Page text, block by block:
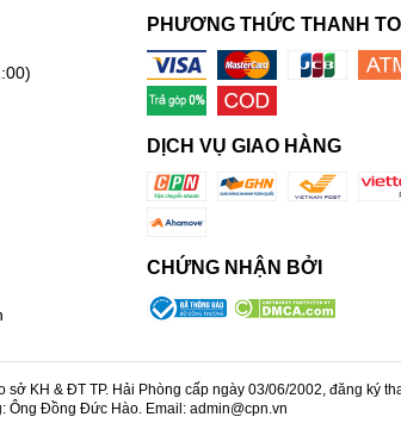
PHƯƠNG THỨC THANH
DỊCH VỤ GIAO HÀNG
CHỨNG NHẬN BỞI
KH & ĐT TP. Hải Phòng cấp ngày 03/06/2002, đăng ký
Ông Đồng Đức Hào. Email: admin@cpn.vn